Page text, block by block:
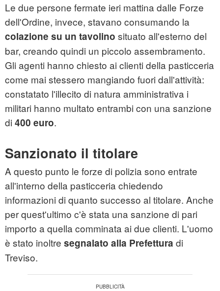
Le due persone fermate ieri mattina dalle Forze
dell'Ordine, invece, stavano consumando la
colazione su un tavolino situato all'esterno del
bar, creando quindi un piccolo assembramento.
Gli agenti hanno chiesto ai clienti della pasticceria
come mai stessero mangiando fuori dall'attività:
constatato l'illecito di natura amministrativa i
militari hanno multato entrambi con una sanzione
di 400 euro.
Sanzionato il titolare
A questo punto le forze di polizia sono entrate
all'interno della pasticceria chiedendo
informazioni di quanto successo al titolare. Anche
per quest'ultimo c'è stata una sanzione di pari
importo a quella comminata ai due clienti. L'uomo
è stato inoltre segnalato alla Prefettura di
Treviso.